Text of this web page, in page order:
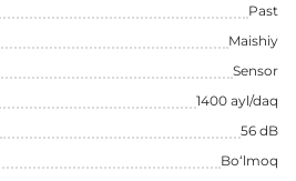
Past
Maishiy
Sensor
1400 ayl/daq
56 dB
Bo‘lmoq